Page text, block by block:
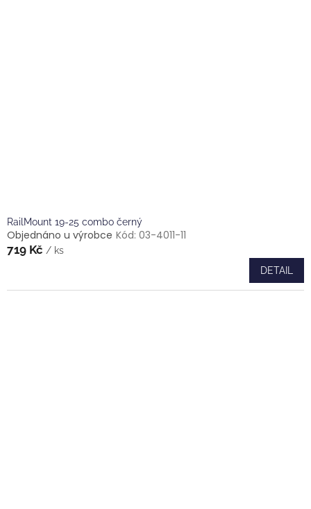
RailMount 19-25 combo černý
Objednáno u výrobce Kód: 03-4011-11
719 Kč / ks
DETAIL